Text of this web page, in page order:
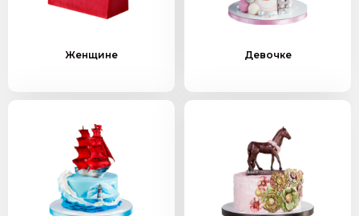
Женщине Девочке